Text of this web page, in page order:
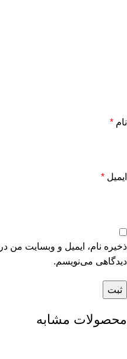
نام *
ایمیل *
ذخیره نام، ایمیل و وبسایت من
دیدگاهی می‌نویسم.
محصولات مشابه